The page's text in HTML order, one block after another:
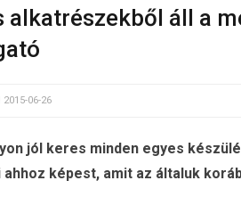
alkatrészekből áll a
2015-06-26
jól keres minden egyes
ahhoz képest, amit az általuk